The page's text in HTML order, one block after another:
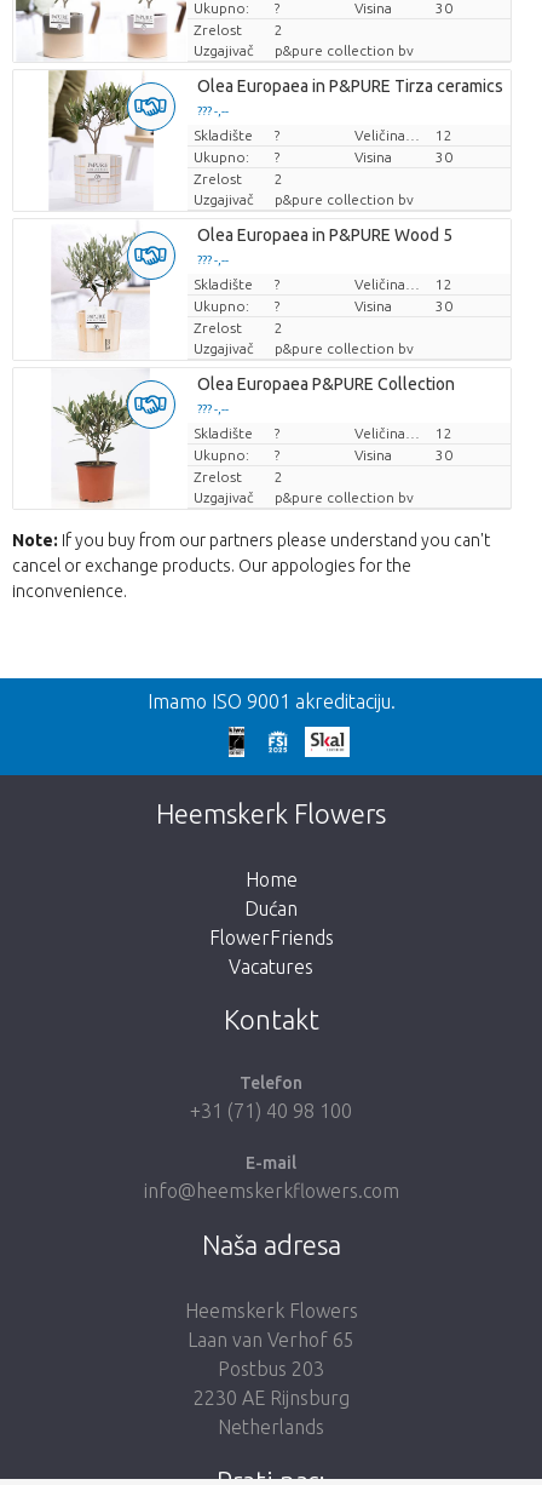
Ukupno:
? Visina
30
Zrelost
2
Uzgajivač
p&pure collection bv
Olea Europaea in P&PURE Tirza ceramics
??? -,--
Cijena po komadu
Skladište ?
12
Ukupno:
? Visina
30
Zrelost
2
Uzgajivač
p&pure collection bv
Olea Europaea in P&PURE Wood 5
??? -,--
Cijena po komadu
Skladište ?
12
Ukupno:
? Visina
30
Zrelost
2
Uzgajivač
p&pure collection bv
Olea Europaea P&PURE Collection
??? -,--
Cijena po komadu
Skladište ?
12
Ukupno:
? Visina
30
Zrelost
2
Uzgajivač
p&pure collection bv
Note: If you buy from our partners please understand you can't
cancel or exchange products. Our appologies for the
inconvenience.
Nazad
Prekasno!
Nažalost, ovaj artikl je rasprodan. Kliknite na
gumb ispod za povratak u trgovinu.
Imamo ISO 9001 akreditaciju.
Heemskerk Flowers
Home
Dućan
FlowerFriends
Vacatures
Kontakt
Telefon
+31 (71) 40 98 100
E-mail
info@heemskerkflowers.com
Naša adresa
Heemskerk Flowers
Laan van Verhof 65
Postbus 203
2230 AE Rijnsburg
Netherlands